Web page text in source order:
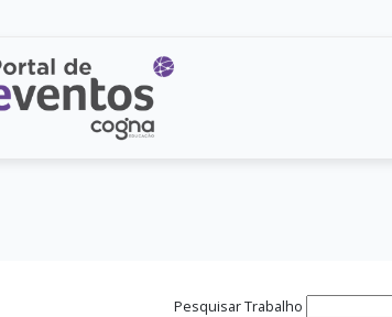
Pesquisar Trabalho